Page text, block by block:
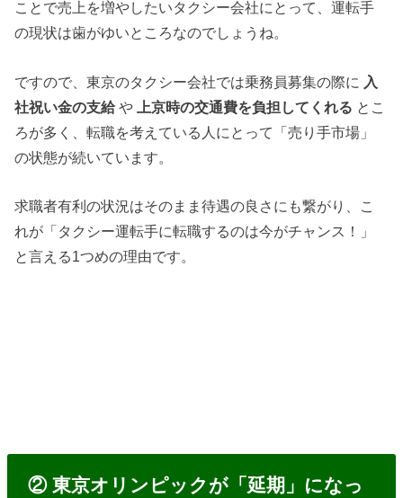
ことで売上を増やしたいタクシー会社にとって、運転手
の現状は歯がゆいところなのでしょうね。
ですので、東京のタクシー会社では乗務員募集の際に 入
社祝い金の支給や 上京時の交通費を負担してくれる とこ
ろが多く、転職を考えている人にとって「売り手市場」
の状態が続いています。
求職者有利の状況はそのまま待遇の良さにも繋がり、こ
れが「タクシー運転手に転職するのは今がチャンス！」
と言える1つめの理由です。
② 東京オリンピックが「延期」になっ